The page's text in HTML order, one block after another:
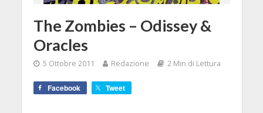
The Zombies – Odissey &
Oracles
5 Ottobre 2011 Redazione 2 Min di Lettura
Facebook Tweet